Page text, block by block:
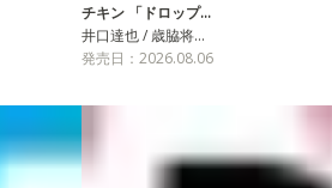
チキン 「ドロップ…
井口達也 / 歳脇将…
発売日：2026.08.06